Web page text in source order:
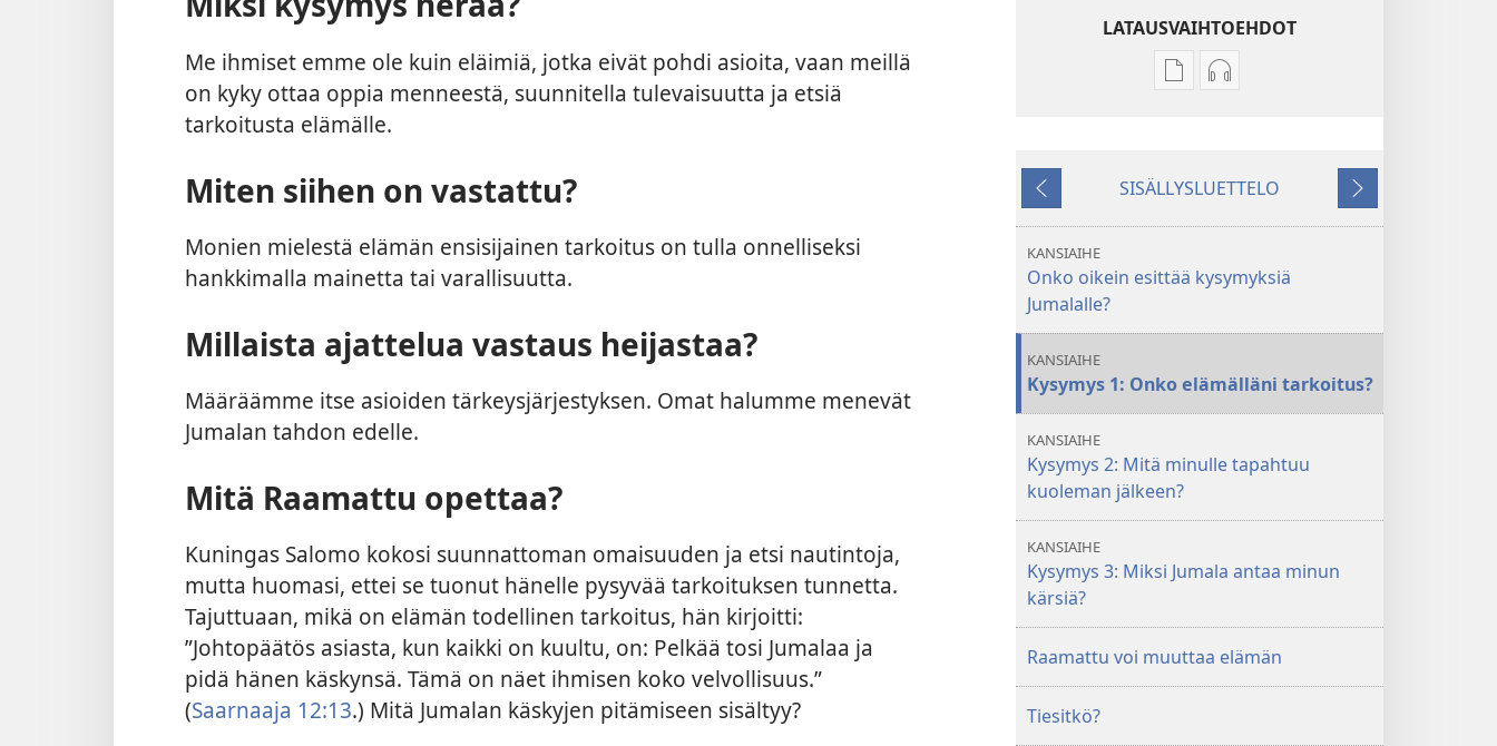
Me ihmiset emme ole kuin eläimiä, jotka eivät pohdi asioita, vaan meillä
on kyky ottaa oppia menneestä, suunnitella tulevaisuutta ja etsiä
tarkoitusta elämälle.
Miten siihen on vastattu?
Monien mielestä elämän ensisijainen tarkoitus on tulla onnelliseksi
hankkimalla mainetta tai varallisuutta.
Millaista ajattelua vastaus heijastaa?
Määräämme itse asioiden tärkeysjärjestyksen. Omat halumme menevät
Jumalan tahdon edelle.
Mitä Raamattu opettaa?
Kuningas Salomo kokosi suunnattoman omaisuuden ja etsi nautintoja,
mutta huomasi, ettei se tuonut hänelle pysyvää tarkoituksen tunnetta.
Tajuttuaan, mikä on elämän todellinen tarkoitus, hän kirjoitti:
”Johtopäätös asiasta, kun kaikki on kuultu, on: Pelkää tosi Jumalaa ja
pidä hänen käskynsä. Tämä on näet ihmisen koko velvollisuus.”
(Saarnaaja 12:13.) Mitä Jumalan käskyjen pitämiseen sisältyy?
LATAUSVAIHTOEHDOT
Julkaisujen
haluaisit
Äänitteiden
haluaisit
Edellinen
SISÄLLYSLUETTELO
Seuraava
KANSIAIHE
Onko oikein esittää kysymyksiä
Jumalalle?
KANSIAIHE
Kysymys 1: Onko elämälläni tarkoitus?
KANSIAIHE
Kysymys 2: Mitä minulle tapahtuu
kuoleman jälkeen?
KANSIAIHE
Kysymys 3: Miksi Jumala antaa minun
kärsiä?
Raamattu voi muuttaa elämän
Tiesitkö?